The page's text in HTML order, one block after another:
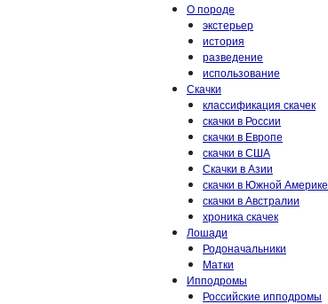
О породе
экстерьер
история
разведение
использование
Скачки
классификация скачек
скачки в России
скачки в Европе
скачки в США
Скачки в Азии
скачки в Южной Америке
скачки в Австралии
хроника скачек
Лошади
Родоначальники
Матки
Ипподромы
Российские ипподромы